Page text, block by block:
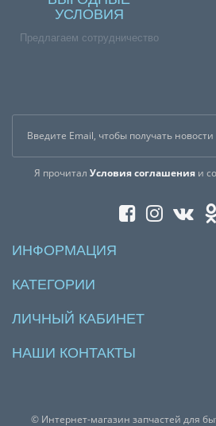
УСЛОВИЯ
Предлагаем сотрудничество
Я прочитал Условия соглашенияи
ИНФОРМАЦИЯ
КАТЕГОРИИ
ЛИЧНЫЙ КАБИНЕТ
НАШИ КОНТАКТЫ
© Интернет-магазин запчастей для